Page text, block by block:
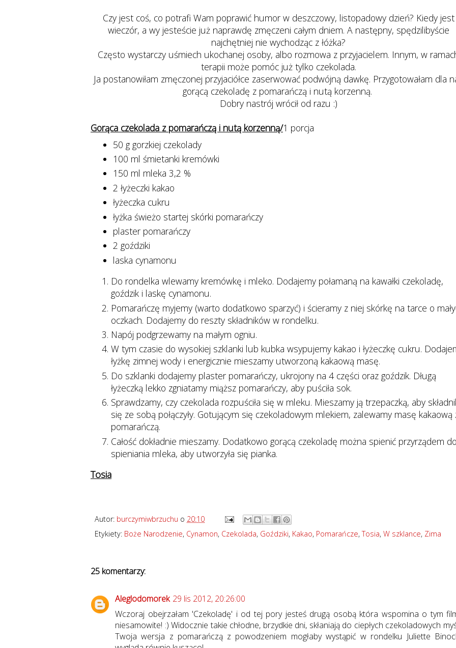
Czy jest coś, co potrafi Wam poprawić humor w deszczowy, listopadowy dzień? Kiedy jest
wieczór, a wy jesteście już naprawdę zmęczeni całym dniem. A następny, spędzilibyście
najchętniej nie wychodząc z łóżka?
Często wystarczy uśmiech ukochanej osoby, albo rozmowa z przyjacielem. Innym, w
terapii może pomóc już tylko czekolada.
Ja postanowiłam zmęczonej przyjaciółce zaserwować podwójną dawkę. Przygotowałam dla
gorącą czekoladę z pomarańczą i nutą korzenną.
Dobry nastrój wrócił od razu :)
Gorąca czekolada z pomarańczą i nutą korzenną/1 porcja
50 g gorzkiej czekolady
100 ml śmietanki kremówki
150 ml mleka 3,2 %
2 łyżeczki kakao
łyżeczka cukru
łyżka świeżo startej skórki pomarańczy
plaster pomarańczy
2 goździki
laska cynamonu
Do rondelka wlewamy kremówkę i mleko. Dodajemy połamaną na kawałki czekoladę,
goździk i laskę cynamonu.
Pomarańczę myjemy (warto dodatkowo sparzyć) i ścieramy z niej skórkę na tarce o
oczkach. Dodajemy do reszty składników w rondelku.
Napój podgrzewamy na małym ogniu.
W tym czasie do wysokiej szklanki lub kubka wsypujemy kakao i łyżeczkę cukru.
łyżkę zimnej wody i energicznie mieszamy utworzoną kakaową masę.
Do szklanki dodajemy plaster pomarańczy, ukrojony na 4 części oraz goździk. Długą
łyżeczką lekko zgniatamy miąższ pomarańczy, aby puściła sok.
Sprawdzamy, czy czekolada rozpuściła się w mleku. Mieszamy ją trzepaczką, aby
się ze sobą połączyły. Gotującym się czekoladowym mlekiem, zalewamy masę kakaową
pomarańczą.
Całość dokładnie mieszamy. Dodatkowo gorącą czekoladę można spienić przyrządem do
spieniania mleka, aby utworzyła się pianka.
Tosia
Autor: burczymiwbrzuchu o 20:10
Etykiety: Boże Narodzenie, Cynamon, Czekolada, Goździki, Kakao, Pomarańcze,Tosia, W szklance, Zima
25 komentarzy:
Aleglodomorek 29 lis 2012, 20:26:00
Wczoraj obejrzałam 'Czekoladę' i od tej pory jesteś drugą osobą która wspomina o tym
niesamowite! :) Widocznie takie chłodne, brzydkie dni, skłaniają do ciepłych czekoladowych
Twoja wersja z pomarańczą z powodzeniem mogłaby wystąpić w rondelku Juliette